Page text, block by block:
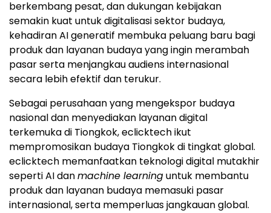
berkembang pesat, dan dukungan kebijakan
semakin kuat untuk digitalisasi sektor budaya,
kehadiran AI generatif membuka peluang baru bagi
produk dan layanan budaya yang ingin merambah
pasar serta menjangkau audiens internasional
secara lebih efektif dan terukur.
Sebagai perusahaan yang mengekspor budaya
nasional dan menyediakan layanan digital
terkemuka di Tiongkok, eclicktech ikut
mempromosikan budaya Tiongkok di tingkat global.
eclicktech memanfaatkan teknologi digital mutakhir
seperti AI danmachine learninguntuk membantu
produk dan layanan budaya memasuki pasar
internasional, serta memperluas jangkauan global.